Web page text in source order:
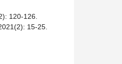
120-126.
15-25.